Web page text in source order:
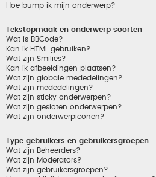
Hoe bump ik mijn onderwerp?
Tekstopmaak en onderwerp soorten
Wat is BBCode?
Kan ik HTML gebruiken?
Wat zijn Smilies?
Kan ik afbeeldingen plaatsen?
Wat zijn globale mededelingen?
Wat zijn mededelingen?
Wat zijn sticky onderwerpen?
Wat zijn gesloten onderwerpen?
Wat zijn onderwerpiconen?
Type gebruikers en gebruikersgroepen
Wat zijn Beheerders?
Wat zijn Moderators?
Wat zijn gebruikersgroepen?